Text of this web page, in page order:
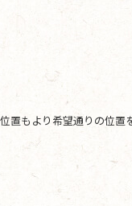
置もより希望通りの位